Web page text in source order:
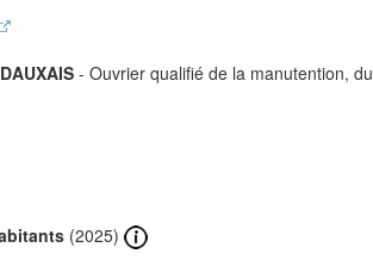
- Ouvrier qualifié de la manutention, du
(2025)